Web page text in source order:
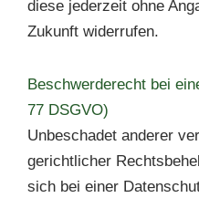
diese jederzeit ohne
Zukunft widerrufen.
Beschwerderecht bei
77 DSGVO)
Unbeschadet anderer
gerichtlicher
sich bei einer